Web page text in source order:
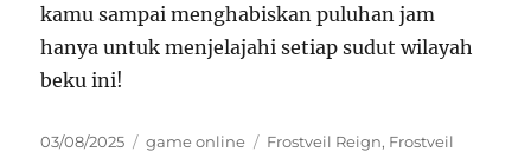
kamu sampai menghabiskan puluhan jam
hanya untuk menjelajahi setiap sudut wilayah
beku ini!
Posted
03/08/2025 Categories
game online Tags
Frostveil Reign, Frostveil